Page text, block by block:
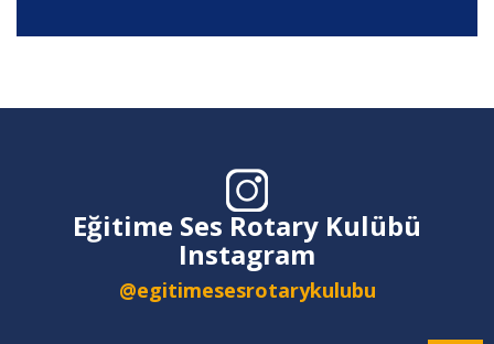
Eğitime Ses Rotary Kulübü
Instagram
@egitimesesrotarykulubu